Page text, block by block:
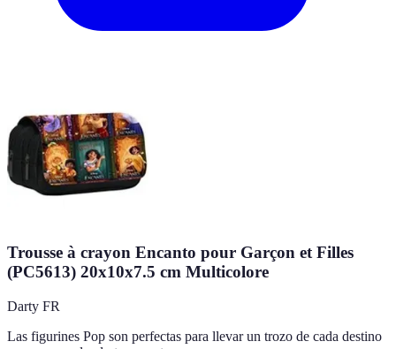
Trousse à crayon Encanto pour Garçon et Filles
(PC5613) 20x10x7.5 cm Multicolore
Darty FR
Las figurines Pop son perfectas para llevar un trozo de cada destino